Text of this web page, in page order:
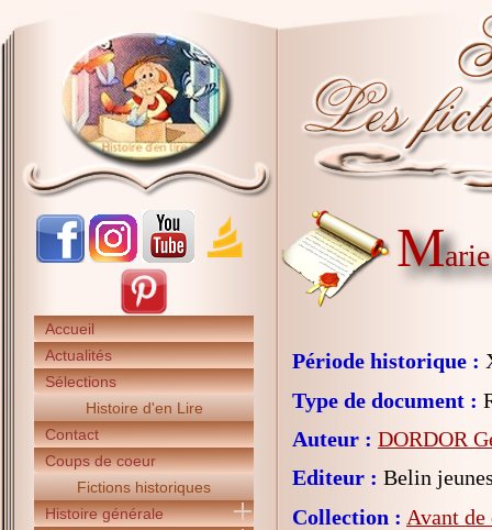
Accueil
Actualités
Sélections
Histoire d'en Lire
Contact
Coups de coeur
Fictions historiques
Histoire générale
M
Période historique :
Type de document :
Auteur : DORDOR
Editeur : Belin
Collection : Avant